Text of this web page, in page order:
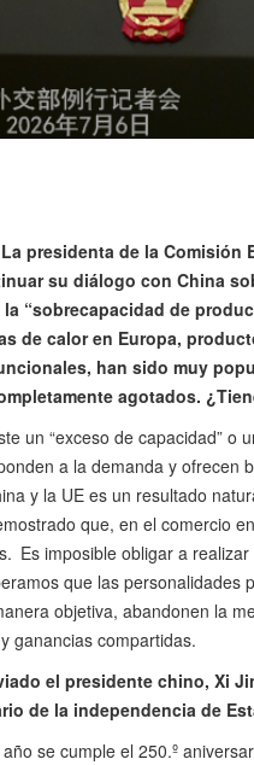
presidenta de la Comisión
su diálogo con China
“sobrecapacidad de
de calor en Europa,
han sido muy
agotados.
un “exceso de capacidad”
a la demanda y ofrecen
y la UE es un resultado
que, en el comercio
Es imposible obligar a
que las personalidades
objetiva, abandonen la
ganancias compartidas.
el presidente chino, Xi
de la independencia de
se cumple el 250.º